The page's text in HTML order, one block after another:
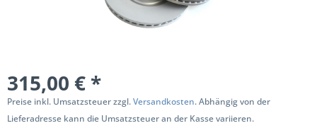
315,00 € *
Preise inkl. Umsatzsteuer zzgl.Versandkosten. Abhängig von der
Lieferadresse kann die Umsatzsteuer an der Kasse variieren.